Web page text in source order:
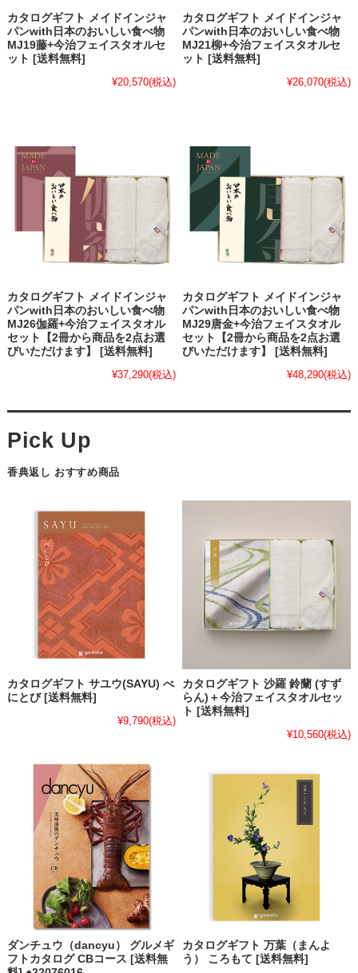
カタログギフト メイドインジャ
パンwith日本のおいしい食べ物
MJ19藤+今治フェイスタオルセ
ット [送料無料]
¥20,570(税込)
カタログギフト メイドインジャ
パンwith日本のおいしい食べ物
MJ21柳+今治フェイスタオルセ
ット [送料無料]
¥26,070(税込)
カタログギフト メイドインジャ
パンwith日本のおいしい食べ物
MJ26伽羅+今治フェイスタオル
セット【2冊から商品を2点お選
びいただけます】 [送料無料]
¥37,290(税込)
カタログギフト メイドインジャ
パンwith日本のおいしい食べ物
MJ29唐金+今治フェイスタオル
セット【2冊から商品を2点お選
びいただけます】 [送料無料]
¥48,290(税込)
香典返し おすすめ商品
カタログギフト サユウ(SAYU) べ
にとび [送料無料]
¥9,790(税込)
カタログギフト 沙羅 鈴蘭 (すず
らん)＋今治フェイスタオルセッ
ト [送料無料]
¥10,560(税込)
ダンチュウ（dancyu） グルメギ
フトカタログ CBコース [送料無
カタログギフト 万葉（まんよ
う） ころもて [送料無料]